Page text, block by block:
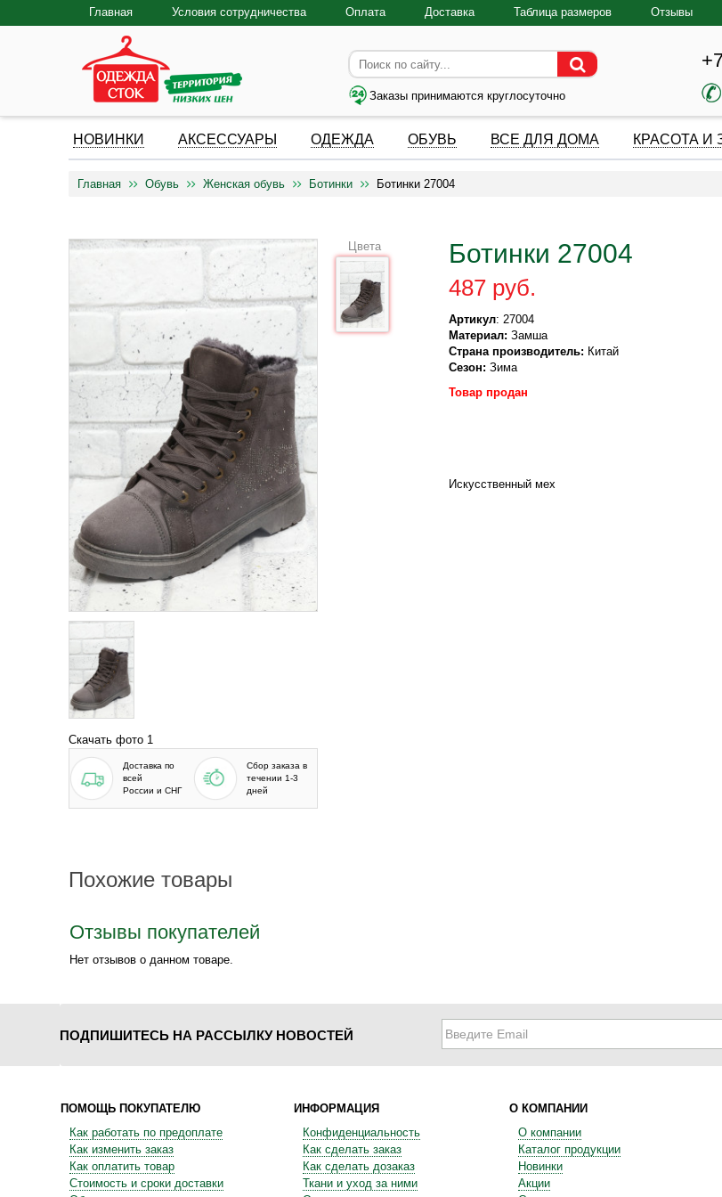
Главная Условия сотрудничества Оплата Доставка Таблица размеров Отзывы
Заказы принимаются круглосуточно
НОВИНКИ АКСЕССУАРЫ ОДЕЖДА ОБУВЬ ВСЕ ДЛЯ ДОМА КРАСОТА И
Главная Обувь Женская обувь Ботинки Ботинки 27004
Скачать фото 1
Доставка по
всей
России и СНГ
Сбор заказа в
течении 1-3
дней
Ботинки 27004
487 руб.
Артикул: 27004
Материал: Замша
Страна производитель: Китай
Сезон: Зима
Цвета
Товар продан
Искусственный мех
Похожие товары
Отзывы покупателей
Нет отзывов о данном товаре.
ПОДПИШИТЕСЬ НА РАССЫЛКУ НОВОСТЕЙ
ПОМОЩЬ ПОКУПАТЕЛЮ
Как работать по предоплате
Как изменить заказ
Как оплатить товар
Стоимость и сроки доставки
ИНФОРМАЦИЯ
Конфиденциальность
Как сделать заказ
Как сделать дозаказ
Ткани и уход за ними
О КОМПАНИИ
О компании
Каталог продукции
Новинки
Акции